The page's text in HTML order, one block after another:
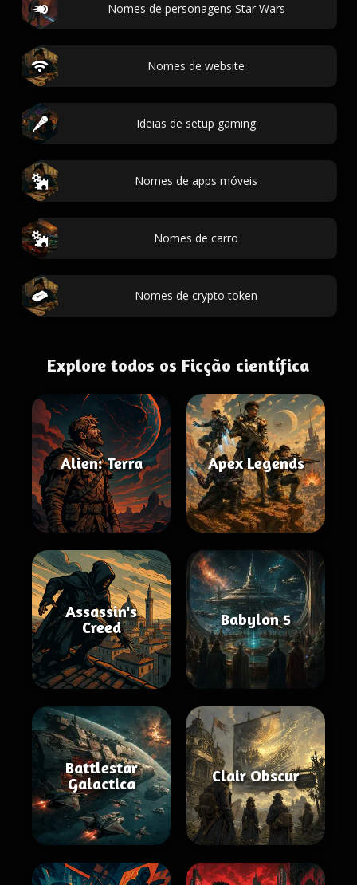
Nomes de personagens Star Wars
Nomes de website
Ideias de setup gaming
Nomes de apps móveis
Nomes de carro
Nomes de crypto token
Explore todos os Ficção científica
Alien: Terra Apex Legends
Assassin's
Creed
Babylon 5
Battlestar
Galactica
Clair Obscur